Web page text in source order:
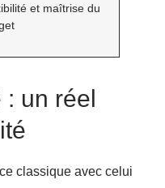
et maîtrise du
: un réel
classique avec celui